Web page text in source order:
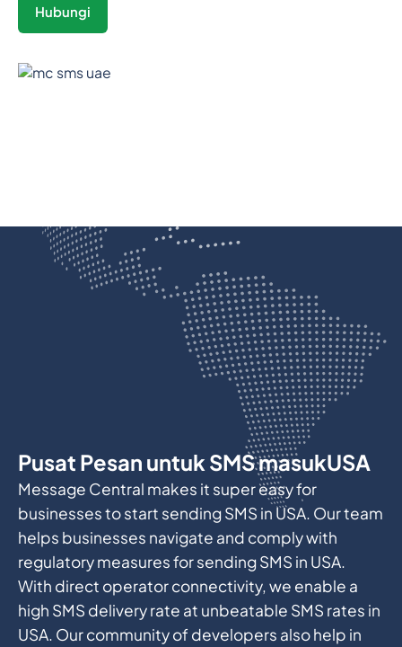
Hubungi
Pusat Pesan untuk SMS masukUSA
Message Central makes it super easy for
businesses to start sending SMS in USA. Our team
helps businesses navigate and comply with
regulatory measures for sending SMS in USA.
With direct operator connectivity, we enable a
high SMS delivery rate at unbeatable SMS rates in
USA. Our community of developers also help in